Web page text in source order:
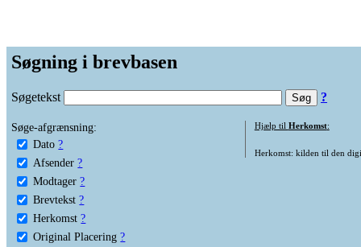
Søgning i brevbasen
Søgetekst ?
Søge-afgrænsning:
Dato ?
Afsender ?
Modtager ?
Brevtekst ?
Herkomst ?
Original Placering ?
Hjælp til Herkomst:
Herkomst: kilden til den